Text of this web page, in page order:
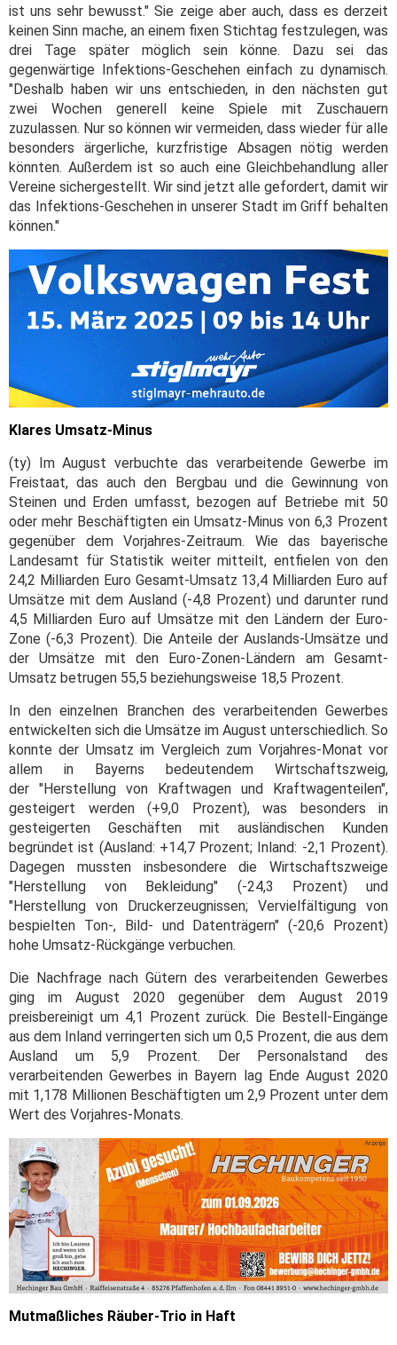
ist uns sehr bewusst." Sie zeige aber auch, dass es derzeit
keinen Sinn mache, an einem fixen Stichtag festzulegen, was
drei Tage später möglich sein könne. Dazu sei das
gegenwärtige Infektions-Geschehen einfach zu dynamisch.
"Deshalb haben wir uns entschieden, in den nächsten gut
zwei Wochen generell keine Spiele mit Zuschauern
zuzulassen. Nur so können wir vermeiden, dass wieder für alle
besonders ärgerliche, kurzfristige Absagen nötig werden
könnten. Außerdem ist so auch eine Gleichbehandlung aller
Vereine sichergestellt. Wir sind jetzt alle gefordert, damit wir
das Infektions-Geschehen in unserer Stadt im Griff behalten
können."
Klares Umsatz-Minus
(ty) Im August verbuchte das verarbeitende Gewerbe im
Freistaat, das auch den Bergbau und die Gewinnung von
Steinen und Erden umfasst, bezogen auf Betriebe mit 50
oder mehr Beschäftigten ein Umsatz-Minus von 6,3 Prozent
gegenüber dem Vorjahres-Zeitraum. Wie das bayerische
Landesamt für Statistik weiter mitteilt, entfielen von den
24,2 Milliarden Euro Gesamt-Umsatz 13,4 Milliarden Euro auf
Umsätze mit dem Ausland (-4,8 Prozent) und darunter rund
4,5 Milliarden Euro auf Umsätze mit den Ländern der Euro-
Zone (-6,3 Prozent). Die Anteile der Auslands-Umsätze und
der Umsätze mit den Euro-Zonen-Ländern am Gesamt-
Umsatz betrugen 55,5 beziehungsweise 18,5 Prozent.
In den einzelnen Branchen des verarbeitenden Gewerbes
entwickelten sich die Umsätze im August unterschiedlich. So
konnte der Umsatz im Vergleich zum Vorjahres-Monat vor
allem in Bayerns bedeutendem Wirtschaftszweig,
der "Herstellung von Kraftwagen und Kraftwagenteilen",
gesteigert werden (+9,0 Prozent), was besonders in
gesteigerten Geschäften mit ausländischen Kunden
begründet ist (Ausland: +14,7 Prozent; Inland: -2,1 Prozent).
Dagegen mussten insbesondere die Wirtschaftszweige
"Herstellung von Bekleidung" (-24,3 Prozent) und
"Herstellung von Druckerzeugnissen; Vervielfältigung von
bespielten Ton-, Bild- und Datenträgern" (-20,6 Prozent)
hohe Umsatz-Rückgänge verbuchen.
Die Nachfrage nach Gütern des verarbeitenden Gewerbes
ging im August 2020 gegenüber dem August 2019
preisbereinigt um 4,1 Prozent zurück. Die Bestell-Eingänge
aus dem Inland verringerten sich um 0,5 Prozent, die aus dem
Ausland um 5,9 Prozent. Der Personalstand des
verarbeitenden Gewerbes in Bayern lag Ende August 2020
mit 1,178 Millionen Beschäftigten um 2,9 Prozent unter dem
Wert des Vorjahres-Monats.
Mutmaßliches Räuber-Trio in Haft